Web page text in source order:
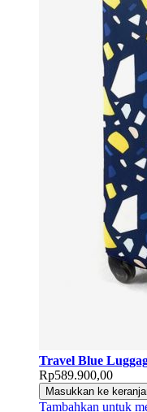
Travel Blue
Rp589.900,00
Masukkan ke
Tambahkan untuk